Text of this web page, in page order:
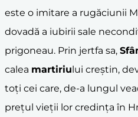
este o imitare a rugăciunii
dovadă a iubirii sale
prigoneau. Prin jertfa sa,
calea martiriului creștin,
toți cei care, de-a lungul
prețul vieții lor credința în